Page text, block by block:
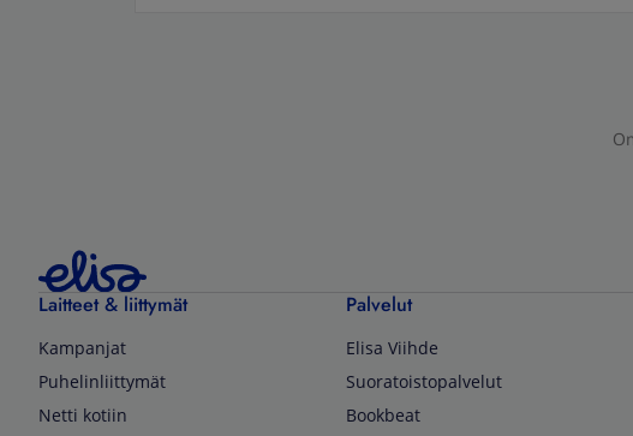
Laitteet & liittymät
Kampanjat
Puhelinliittymät
Netti kotiin
Palvelut
Elisa Viihde
Suoratoistopalvelut
Bookbeat